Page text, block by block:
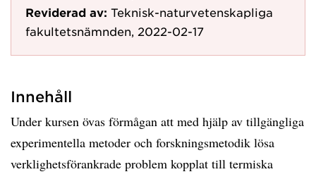
Reviderad av: Teknisk-naturvetenskapliga
fakultetsnämnden, 2022-02-17
Innehåll
Under kursen övas förmågan att med hjälp av tillgängliga
experimentella metoder och forskningsmetodik lösa
verklighetsförankrade problem kopplat till termiska